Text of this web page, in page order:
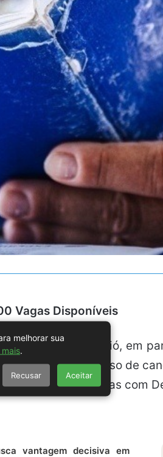
Vagas Disponíveis
de Maceió, em
facilitar o acesso de
e Pessoas com
vantagem decisiva em
melhorar sua
.
Recusar Aceitar